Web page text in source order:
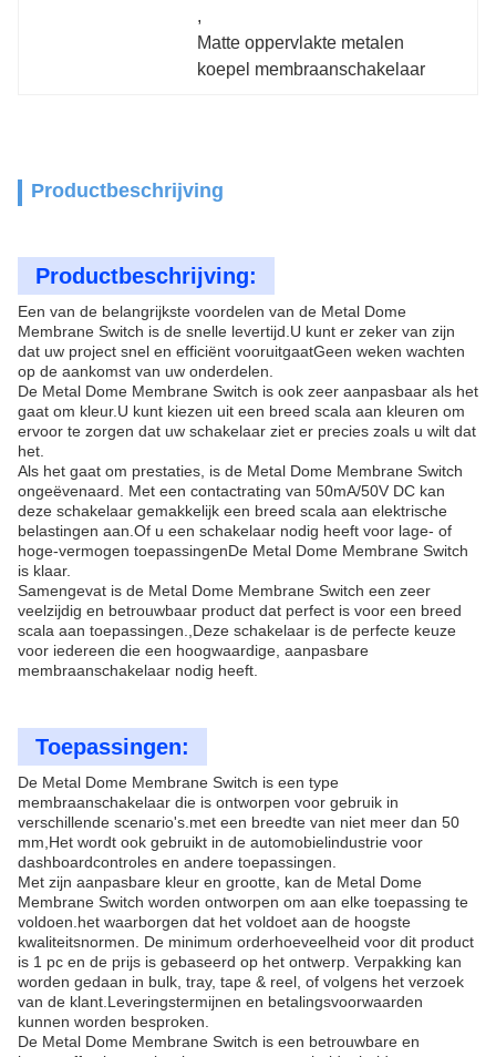
,
Matte oppervlakte metalen
koepel membraanschakelaar
Productbeschrijving
Productbeschrijving:
Een van de belangrijkste voordelen van de Metal Dome
Membrane Switch is de snelle levertijd.U kunt er zeker van zijn
dat uw project snel en efficiënt vooruitgaatGeen weken wachten
op de aankomst van uw onderdelen.
De Metal Dome Membrane Switch is ook zeer aanpasbaar als het
gaat om kleur.U kunt kiezen uit een breed scala aan kleuren om
ervoor te zorgen dat uw schakelaar ziet er precies zoals u wilt dat
het.
Als het gaat om prestaties, is de Metal Dome Membrane Switch
ongeëvenaard. Met een contactrating van 50mA/50V DC kan
deze schakelaar gemakkelijk een breed scala aan elektrische
belastingen aan.Of u een schakelaar nodig heeft voor lage- of
hoge-vermogen toepassingenDe Metal Dome Membrane Switch
is klaar.
Samengevat is de Metal Dome Membrane Switch een zeer
veelzijdig en betrouwbaar product dat perfect is voor een breed
scala aan toepassingen.,Deze schakelaar is de perfecte keuze
voor iedereen die een hoogwaardige, aanpasbare
membraanschakelaar nodig heeft.
Toepassingen:
De Metal Dome Membrane Switch is een type
membraanschakelaar die is ontworpen voor gebruik in
verschillende scenario's.met een breedte van niet meer dan 50
mm,Het wordt ook gebruikt in de automobielindustrie voor
dashboardcontroles en andere toepassingen.
Met zijn aanpasbare kleur en grootte, kan de Metal Dome
Membrane Switch worden ontworpen om aan elke toepassing te
voldoen.het waarborgen dat het voldoet aan de hoogste
kwaliteitsnormen. De minimum orderhoeveelheid voor dit product
is 1 pc en de prijs is gebaseerd op het ontwerp. Verpakking kan
worden gedaan in bulk, tray, tape & reel, of volgens het verzoek
van de klant.Leveringstermijnen en betalingsvoorwaarden
kunnen worden besproken.
De Metal Dome Membrane Switch is een betrouwbare en